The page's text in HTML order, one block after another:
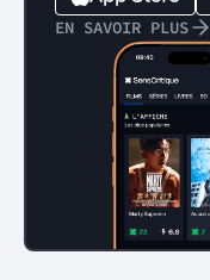
EN SAVOIR PLUS